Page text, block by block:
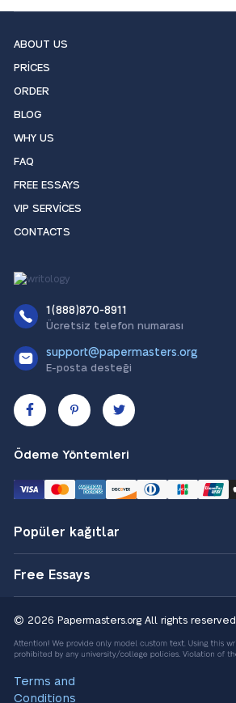
ABOUT US
PRICES
ORDER
BLOG
WHY US
FAQ
FREE ESSAYS
VIP SERVICES
CONTACTS
1(888)870-8911
Ücretsiz telefon numarası
support@papermasters.org
E-posta desteği
Ödeme Yöntemleri
Popüler kağıtlar
Free Essays
© 2026 Papermasters.org All rights reserved.
Terms and
Conditions